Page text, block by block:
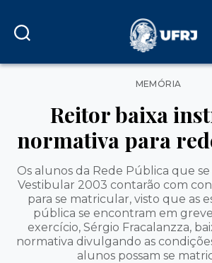
Categorias
MEMÓRIA
Reitor baixa
normativa para
Os alunos da Rede Pública que se
Vestibular 2003 contarão com
para se matricular, visto que as
pública se encontram em
exercício, Sérgio Fracalanzza,
normativa divulgando as
alunos possam se